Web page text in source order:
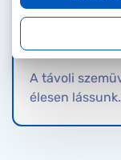
A távoli
élesen lássunk.